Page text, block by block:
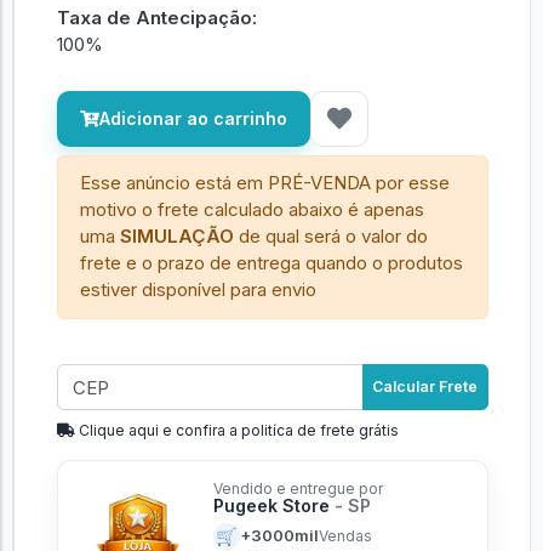
Taxa de Antecipação:
100%
Adicionar ao carrinho
Esse anúncio está em PRÉ-VENDA por esse
motivo o frete calculado abaixo é apenas
umaSIMULAÇÃO de qual será o valor do
frete e o prazo de entrega quando o produtos
estiver disponível para envio
Calcular Frete
Clique aqui e confira a politíca de frete grátis
Vendido e entregue por
Pugeek Store - SP
🛒 +3000milVendas